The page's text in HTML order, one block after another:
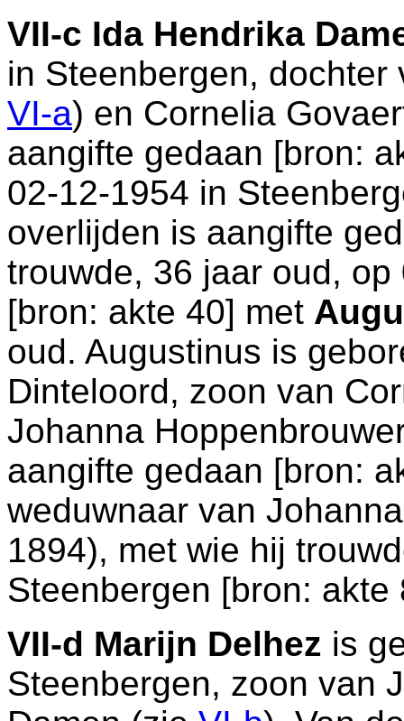
VII-c Ida Hendrika
in Steenbergen,
VI-a) en Cornelia
aangifte gedaan [bron:
02-12-1954 in
overlijden is aangifte
trouwde, 36 jaar oud,
[bron: akte 40] met
oud. Augustinus is
Dinteloord, zoon van
Johanna
aangifte gedaan [bron:
weduwnaar van
1894), met wie hij
Steenbergen [bron: akte
VII-d Marijn Delhez is
Steenbergen, zoon van